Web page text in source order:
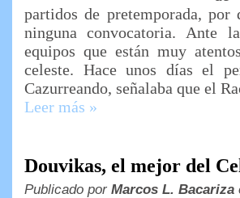
partidos de pretemporada,
ninguna convocatoria. Ante
equipos que están muy
celeste. Hace unos días el
Cazurreando, señalaba que el
Leer más »
Douvikas, el mejor del
Publicado por Marcos L. Bacariza